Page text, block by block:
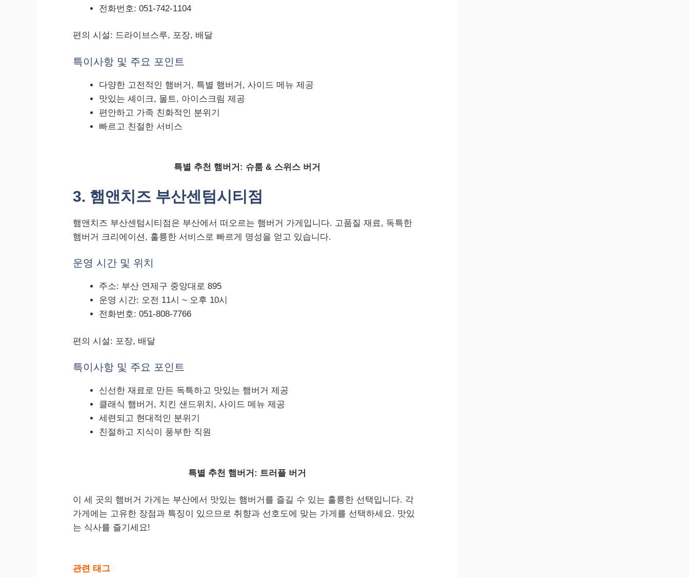
전화번호: 051-742-1104
편의 시설: 드라이브스루, 포장, 배달
특이사항 및 주요 포인트
다양한 고전적인 햄버거, 특별 햄버거, 사이드 메뉴 제공
맛있는 셰이크, 몰트, 아이스크림 제공
편안하고 가족 친화적인 분위기
빠르고 친절한 서비스
특별 추천 햄버거: 슈룸 & 스위스 버거
3. 햄앤치즈 부산센텀시티점
햄앤치즈 부산센텀시티점은 부산에서 떠오르는 햄버거 가게입니다. 고품질 재료, 독특한
햄버거 크리에이션, 훌륭한 서비스로 빠르게 명성을 얻고 있습니다.
운영 시간 및 위치
주소: 부산 연제구 중앙대로 895
운영 시간: 오전 11시 ~ 오후 10시
전화번호: 051-808-7766
편의 시설: 포장, 배달
특이사항 및 주요 포인트
신선한 재료로 만든 독특하고 맛있는 햄버거 제공
클래식 햄버거, 치킨 샌드위치, 사이드 메뉴 제공
세련되고 현대적인 분위기
친절하고 지식이 풍부한 직원
특별 추천 햄버거: 트러플 버거
이 세 곳의 햄버거 가게는 부산에서 맛있는 햄버거를 즐길 수 있는 훌륭한 선택입니다. 각
가게에는 고유한 장점과 특징이 있으므로 취향과 선호도에 맞는 가게를 선택하세요. 맛있
는 식사를 즐기세요!
관련 태그